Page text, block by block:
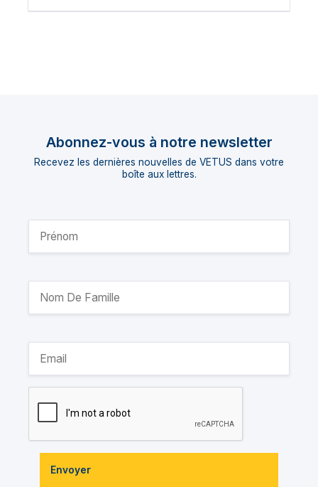
Abonnez-vous à notre newsletter
Recevez les dernières nouvelles de VETUS dans votre
boîte aux lettres.
Envoyer